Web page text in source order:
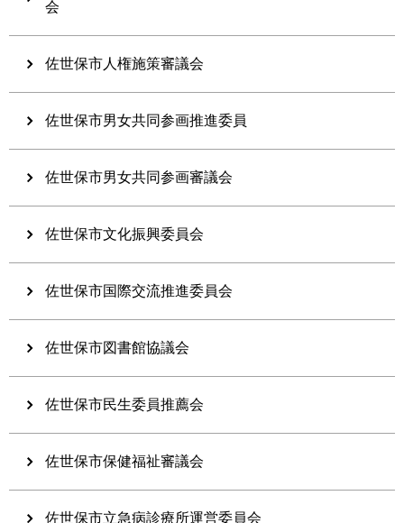
会
佐世保市人権施策審議会
佐世保市男女共同参画推進委員
佐世保市男女共同参画審議会
佐世保市文化振興委員会
佐世保市国際交流推進委員会
佐世保市図書館協議会
佐世保市民生委員推薦会
佐世保市保健福祉審議会
佐世保市立急病診療所運営委員会